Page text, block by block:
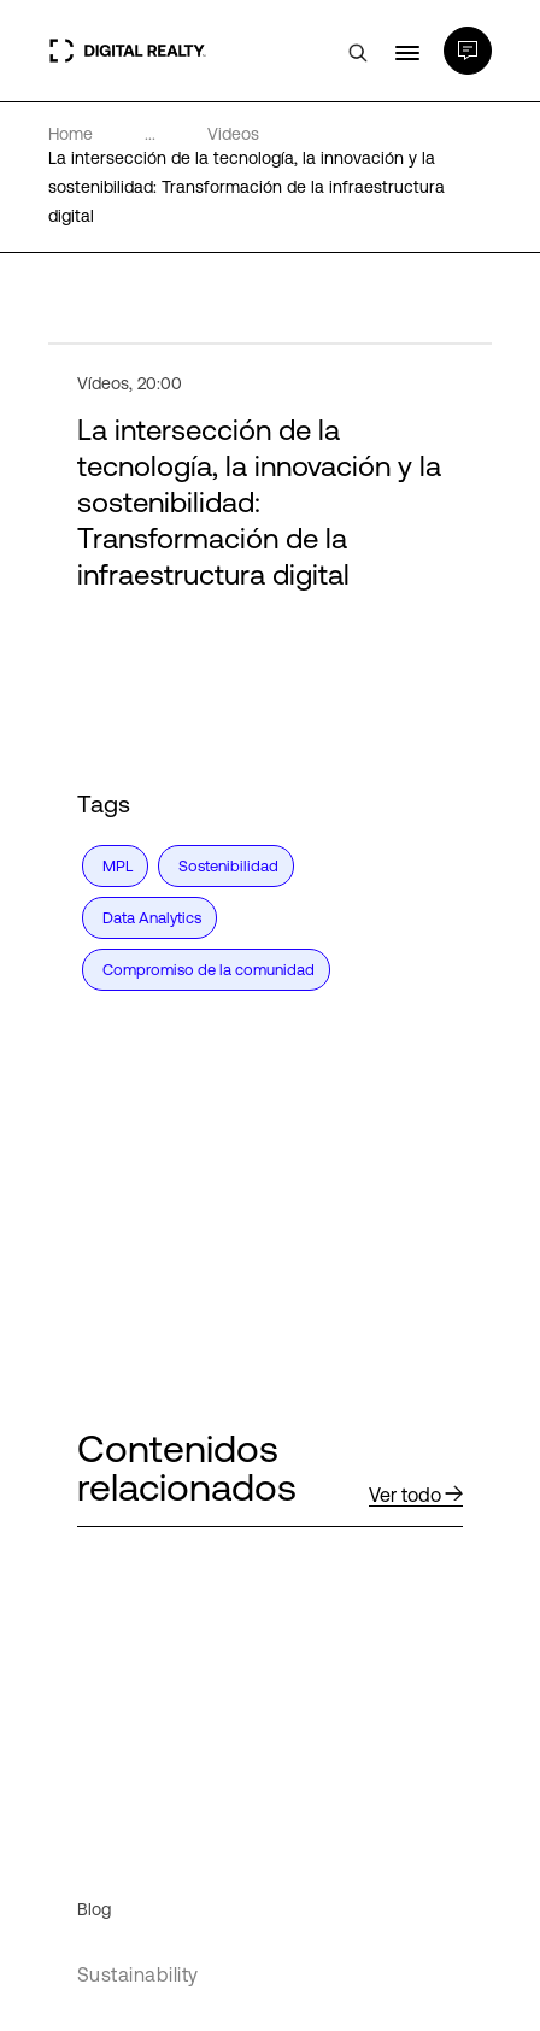
Centros de Datos
PlatformDIGITAL®
Experiencia y recursos
Acerca de
Language
Home ...
Videos
La intersección de la tecnología, la innovación y la
sostenibilidad: Transformación de la infraestructura
digital
Vídeos, 20:00
La intersección de la
tecnología, la innovación y la
sostenibilidad:
Transformación de la
infraestructura digital
Tags
MPL Sostenibilidad
Data Analytics
Compromiso de la comunidad
Contenidos
relacionados
Ver todo
Blog
Sustainability